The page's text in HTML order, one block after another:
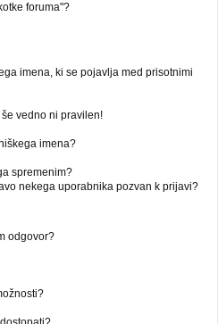
foruma"?
imena, ki se pojavlja med prisotnimi
vedno ni pravilen!
imena?
spremenim?
nekega uporabnika pozvan k prijavi?
odgovor?